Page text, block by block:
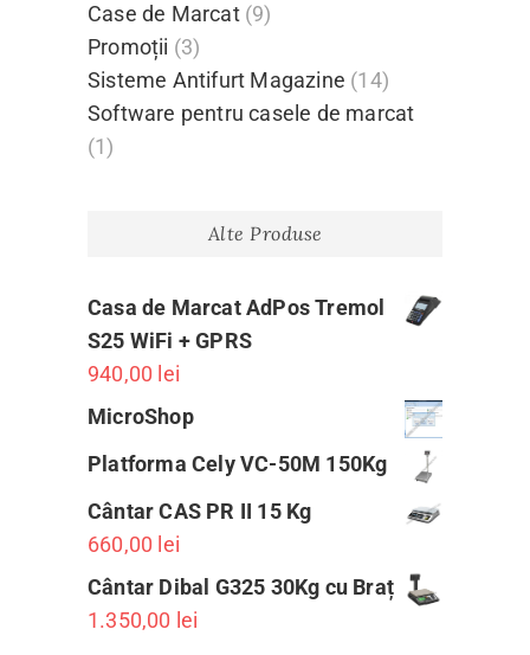
Case de Marcat (9)
Promoții (3)
Sisteme Antifurt Magazine (14)
Software pentru casele de marcat
(1)
Alte Produse
Casa de Marcat AdPos Tremol
S25 WiFi + GPRS
940,00 lei
MicroShop
Platforma Cely VC-50M 150Kg
Cântar CAS PR II 15 Kg
660,00 lei
Cântar Dibal G325 30Kg cu Braț
1.350,00 lei